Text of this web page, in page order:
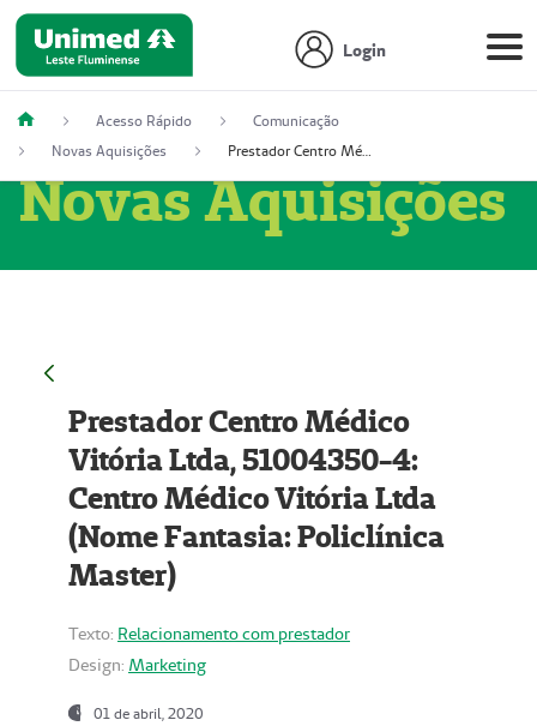
Login
Acesso Rápido
Comunicação
Novas Aquisições
Prestador Centro Médico Vitória Ltda, 51004350-4: Centro Médico Vitória Ltda (Nome Fantasia: Policlínica Master)
Novas Aquisições
Prestador Centro Médico
Vitória Ltda, 51004350-4:
Centro Médico Vitória Ltda
(Nome Fantasia: Policlínica
Master)
Texto: Relacionamento com prestador
Design: Marketing
01 de abril, 2020